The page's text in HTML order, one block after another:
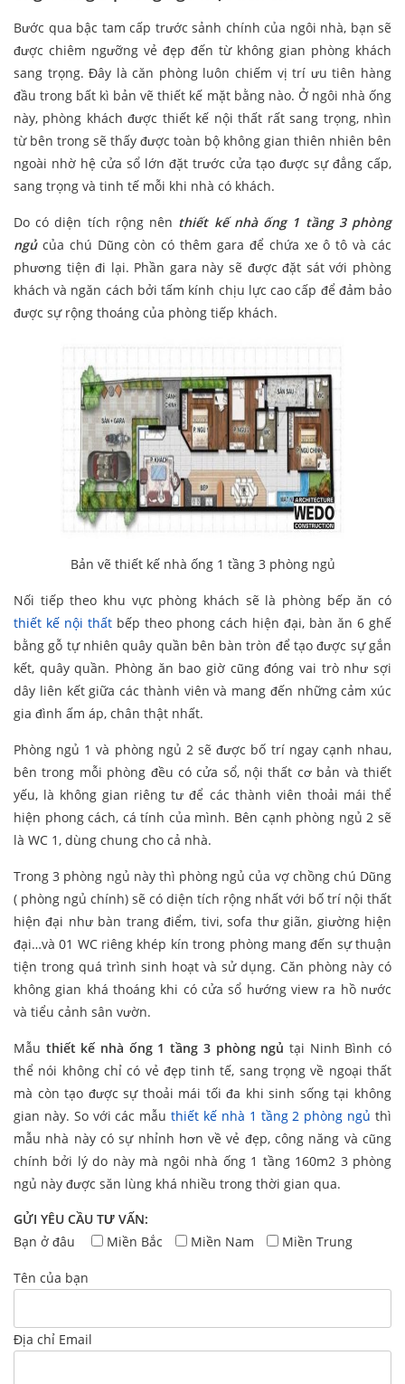
Bước qua bậc tam cấp trước sảnh chính của ngôi nhà, bạn sẽ
được chiêm ngưỡng vẻ đẹp đến từ không gian phòng khách
sang trọng. Đây là căn phòng luôn chiếm vị trí ưu tiên hàng
đầu trong bất kì bản vẽ thiết kế mặt bằng nào. Ở ngôi nhà ống
này, phòng khách được thiết kế nội thất rất sang trọng, nhìn
từ bên trong sẽ thấy được toàn bộ không gian thiên nhiên bên
ngoài nhờ hệ cửa sổ lớn đặt trước cửa tạo được sự đẳng cấp,
sang trọng và tinh tế mỗi khi nhà có khách.
Do có diện tích rộng nên thiết kế nhà ống 1 tầng 3 phòng
ngủcủa chú Dũng còn có thêm gara để chứa xe ô tô và các
phương tiện đi lại. Phần gara này sẽ được đặt sát với phòng
khách và ngăn cách bởi tấm kính chịu lực cao cấp để đảm bảo
được sự rộng thoáng của phòng tiếp khách.
Bản vẽ thiết kế nhà ống 1 tầng 3 phòng ngủ
Nối tiếp theo khu vực phòng khách sẽ là phòng bếp ăn có
thiết kế nội thất bếp theo phong cách hiện đại, bàn ăn 6 ghế
bằng gỗ tự nhiên quây quần bên bàn tròn để tạo được sự gắn
kết, quây quần. Phòng ăn bao giờ cũng đóng vai trò như sợi
dây liên kết giữa các thành viên và mang đến những cảm xúc
gia đình ấm áp, chân thật nhất.
Phòng ngủ 1 và phòng ngủ 2 sẽ được bố trí ngay cạnh nhau,
bên trong mỗi phòng đều có cửa sổ, nội thất cơ bản và thiết
yếu, là không gian riêng tư để các thành viên thoải mái thể
hiện phong cách, cá tính của mình. Bên cạnh phòng ngủ 2 sẽ
là WC 1, dùng chung cho cả nhà.
Trong 3 phòng ngủ này thì phòng ngủ của vợ chồng chú Dũng
( phòng ngủ chính) sẽ có diện tích rộng nhất với bố trí nội thất
hiện đại như bàn trang điểm, tivi, sofa thư giãn, giường hiện
đại…và 01 WC riêng khép kín trong phòng mang đến sự thuận
tiện trong quá trình sinh hoạt và sử dụng. Căn phòng này có
không gian khá thoáng khi có cửa sổ hướng view ra hồ nước
và tiểu cảnh sân vườn.
Mẫu thiết kế nhà ống 1 tầng 3 phòng ngủ tại Ninh Bình có
thể nói không chỉ có vẻ đẹp tinh tế, sang trọng về ngoại thất
mà còn tạo được sự thoải mái tối đa khi sinh sống tại không
gian này. So với các mẫuthiết kế nhà 1 tầng 2 phòng ngủ thì
mẫu nhà này có sự nhỉnh hơn về vẻ đẹp, công năng và cũng
chính bởi lý do này mà ngôi nhà ống 1 tầng 160m2 3 phòng
ngủ này được săn lùng khá nhiều trong thời gian qua.
GỬI YÊU CẦU TƯ VẤN:
Bạn ở đâu
Miền Bắc Miền Nam Miền Trung
Tên của bạn
Địa chỉ Email